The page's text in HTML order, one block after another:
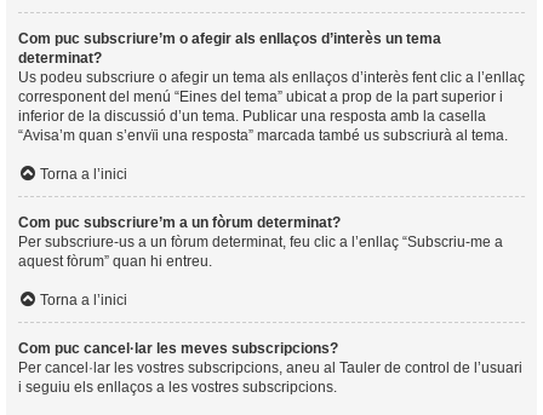
Com puc subscriure’m o afegir als enllaços d’interès un tema
determinat?
Us podeu subscriure o afegir un tema als enllaços d’interès fent clic a l’enllaç
corresponent del menú “Eines del tema” ubicat a prop de la part superior i
inferior de la discussió d’un tema. Publicar una resposta amb la casella
“Avisa’m quan s’envïi una resposta” marcada també us subscriurà al tema.
Torna a l’inici
Com puc subscriure’m a un fòrum determinat?
Per subscriure-us a un fòrum determinat, feu clic a l’enllaç “Subscriu-me a
aquest fòrum” quan hi entreu.
Torna a l’inici
Com puc cancel·lar les meves subscripcions?
Per cancel·lar les vostres subscripcions, aneu al Tauler de control de l’usuari
i seguiu els enllaços a les vostres subscripcions.